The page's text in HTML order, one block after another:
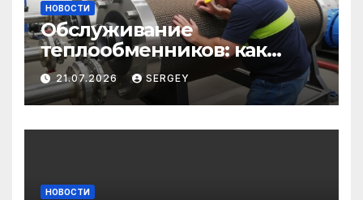
НОВОСТИ
Обслуживание
теплообменников: как
сохранить эффективность
и избежать простоев
21.07.2026 SERGEY
НОВОСТИ